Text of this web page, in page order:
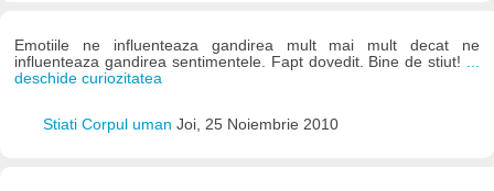
Emotiile ne influenteaza gandirea mult mai mult decat ne
influenteaza gandirea sentimentele. Fapt dovedit. Bine de stiut!
deschide curiozitatea
Stiati Corpul uman Joi, 25 Noiembrie 2010